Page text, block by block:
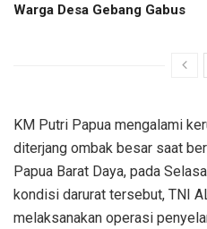
Warga Desa Gebang Gabus
KM Putri Papua mengalami
diterjang ombak besar saat
Papua Barat Daya, pada
kondisi darurat tersebut, TNI
melaksanakan operasi